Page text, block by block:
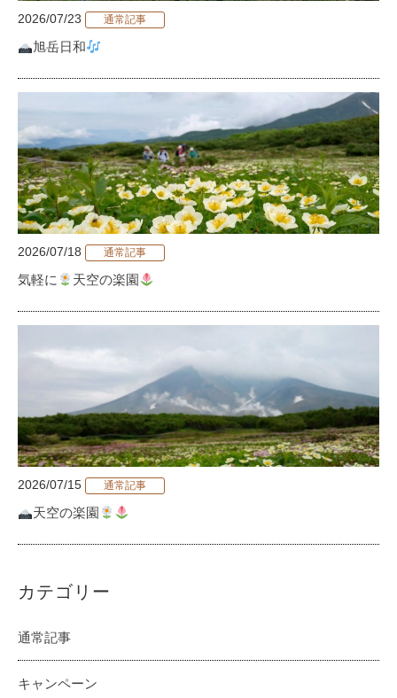
2026/07/23 通常記事
旭岳日和
2026/07/18 通常記事
気軽に 天空の楽園
2026/07/15 通常記事
天空の楽園
カテゴリー
通常記事
キャンペーン